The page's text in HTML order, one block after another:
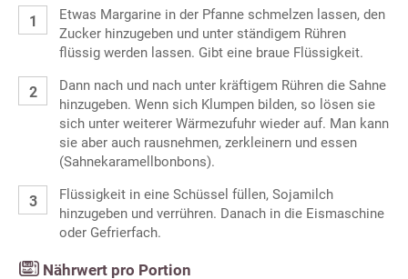
Etwas Margarine in der Pfanne schmelzen lassen, den
Zucker hinzugeben und unter ständigem Rühren
flüssig werden lassen. Gibt eine braue Flüssigkeit.
Dann nach und nach unter kräftigem Rühren die Sahne
hinzugeben. Wenn sich Klumpen bilden, so lösen sie
sich unter weiterer Wärmezufuhr wieder auf. Man kann
sie aber auch rausnehmen, zerkleinern und essen
(Sahnekaramellbonbons).
Flüssigkeit in eine Schüssel füllen, Sojamilch
hinzugeben und verrühren. Danach in die Eismaschine
oder Gefrierfach.
Nährwert pro Portion